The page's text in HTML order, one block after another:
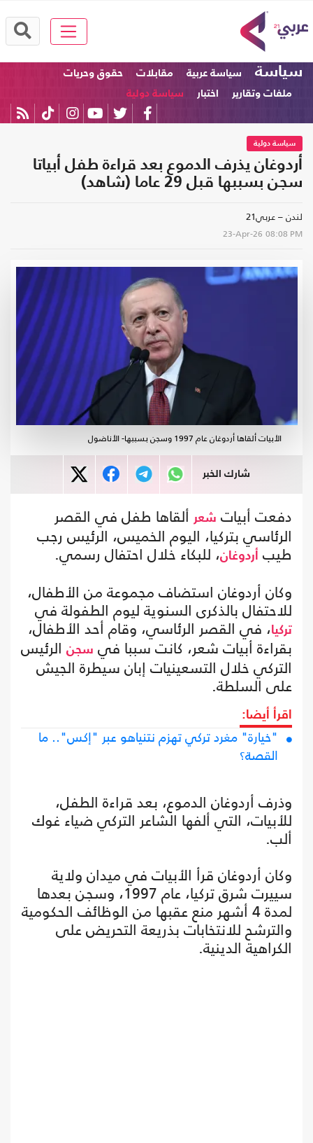
سياسة سياسة عربية مقابلات
حقوق وحريات
ملفات وتقارير
اختبار سياسة دولية
سياسة دولية
أردوغان يذرف الدموع بعد قراءة طفل أبياتا
سجن بسببها قبل 29 عاما (شاهد)
لندن – عربي21
23-Apr-26 08:08 PM
الأبيات ألقاها أردوغان عام 1997 وسجن بسببها- الأناضول
شارك الخبر
دفعت أبيات شعر ألقاها طفل في القصر
الرئاسي بتركيا، اليوم الخميس، الرئيس رجب
طيب أردوغان، للبكاء خلال احتفال رسمي.
وكان أردوغان استضاف مجموعة من الأطفال،
للاحتفال بالذكرى السنوية ليوم الطفولة في
تركيا، في القصر الرئاسي، وقام أحد الأطفال،
بقراءة أبيات شعر، كانت سببا في سجن الرئيس
التركي خلال التسعينيات إبان سيطرة الجيش
على السلطة.
اقرأ أيضا:
"خيارة" مغرد تركي تهزم نتنياهو عبر "إكس".. ما
القصة؟
وذرف أردوغان الدموع، بعد قراءة الطفل،
للأبيات، التي ألفها الشاعر التركي ضياء غوك
ألب.
وكان أردوغان قرأ الأبيات في ميدان ولاية
سييرت شرق تركيا، عام 1997، وسجن بعدها
لمدة 4 أشهر منع عقبها من الوظائف الحكومية
والترشح للانتخابات بذريعة التحريض على
الكراهية الدينية.